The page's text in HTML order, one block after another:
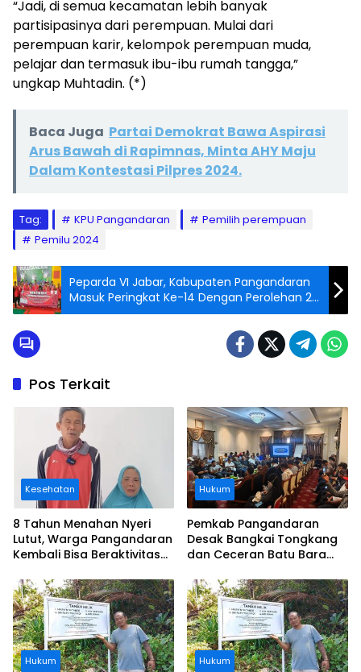
“Jadi, di semua kecamatan lebih banyak
partisipasinya dari perempuan. Mulai dari
perempuan karir, kelompok perempuan muda,
pelajar dan termasuk ibu-ibu rumah tangga,”
ungkap Muhtadin. (*)
Baca Juga Partai Demokrat Bawa Aspirasi
Arus Bawah di Rapimnas, Minta AHY Maju
Dalam Kontestasi Pilpres 2024.
Tag: KPU Pangandaran
Pemilih perempuan
Pemilu 2024
Peparda VI Jabar, Kabupaten Pangandaran
Masuk Peringkat Ke-14 Dengan Perolehan 20
Medali
Pos Terkait
Kesehatan
8 Tahun Menahan Nyeri
Lutut, Warga Pangandaran
Kembali Bisa Beraktivitas
Ditanggung BPJS
Hukum
Pemkab Pangandaran
Desak Bangkai Tongkang
dan Ceceran Batu Bara
Buruknya Koordinasi
Perusahaan
Hukum Hukum